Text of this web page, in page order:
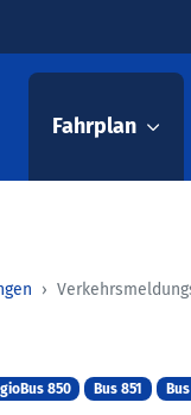
Fahrplan
850 Bus 851